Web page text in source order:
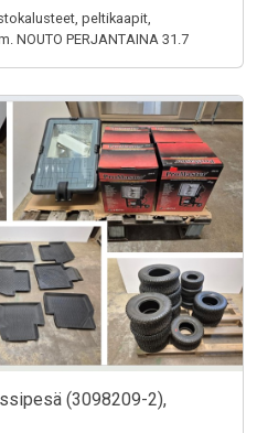
peltikaapit,
NOUTO PERJANTAINA 31.7
(3098209-2),